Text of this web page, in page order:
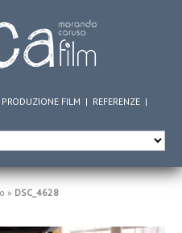
PRODUZIONE FILM | REFERENZE |
» DSC_4628